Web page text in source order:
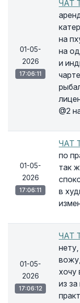
01-05-
2026
17:06:11
ЧАТ
на
на
и
@2
01-05-
2026
17:06:11
ЧАТ
по
так
в
01-05-
2026
17:06:12
ЧАТ
хочу
из